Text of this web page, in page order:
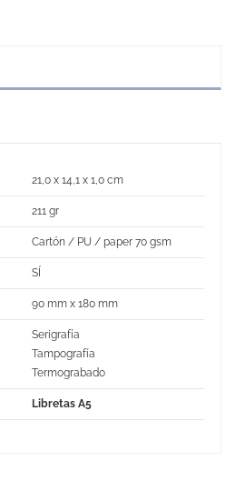
21,0 x 14,1 x 1,0 cm
211 gr
Cartón / PU / paper 70 gsm
SÍ
90 mm x 180 mm
Serigrafía
Tampografía
Termograbado
Libretas A5